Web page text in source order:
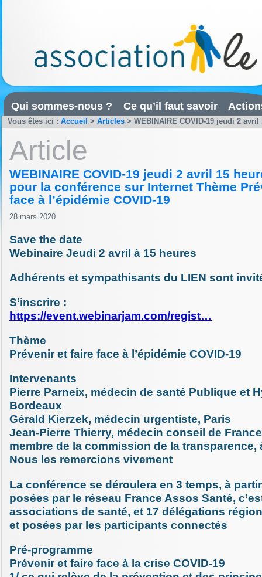
Qui sommes-nous ? Ce qu’il faut savoir
Vous êtes ici : Accueil > Articles > WEBINAIRE COVID-19 jeudi 2
Article
WEBINAIRE COVID-19 jeudi 2 avril 15
pour la conférence sur Internet Thème
face à l’épidémie COVID-19
28 mars 2020
Save the date
Webinaire Jeudi 2 avril à 15 heures
Adhérents et sympathisants du LIEN sont
S’inscrire :
https://event.webinarjam.com/regist…
Thème
Prévenir et faire face à l’épidémie COVID-19
Intervenants
Pierre Parneix, médecin de santé Publique et
Bordeaux
Gérald Kierzek, médecin urgentiste, Paris
Jean-Pierre Thierry, médecin conseil de
membre de la commission de la transparence,
Nous les remercions vivement
La conférence se déroulera en 3 temps, à
posées par le réseau France Assos Santé,
associations de santé, et 17 délégations
et posées par les participants connectés
Pré-programme
Prévenir et faire face à la crise COVID-19